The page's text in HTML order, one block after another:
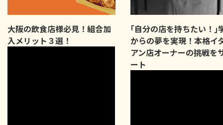
大阪の飲食店様必見！組合加
入メリット３選！
｢自分の店を持ちたい！｣
からの夢を実現！本格イ
アン店オーナーの挑戦を
ート